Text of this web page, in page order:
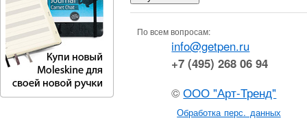
По всем вопросам:
info@getpen.ru
+7 (495) 268 06 94
©ООО "Арт-Тренд"
Обработка перс. данных